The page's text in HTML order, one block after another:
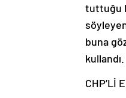
tuttuğu
buna
kullandı.
CHP’Lİ